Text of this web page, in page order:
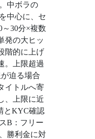
中ボラの
中心に、セ
～30分×複数
発の大ヒッ
階的に上げ
。上限超過
迫る場合
イトルへ寄
、上限に近
とKYC確認
B：フリー
勝利金に対